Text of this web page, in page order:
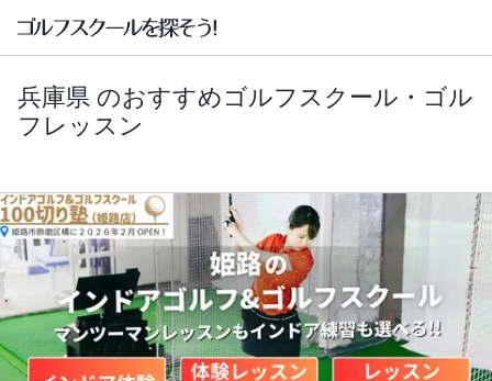
兵庫県 のおすすめゴルフスクール・ゴル
フレッスン